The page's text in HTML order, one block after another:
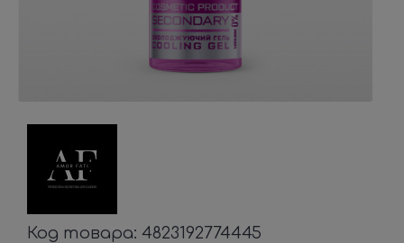
Код товара: 4823192774445